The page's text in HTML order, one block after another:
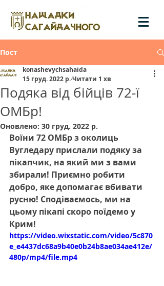
Пост
Подяка від бійців 72-ї
ОМБр!
konashevychsahaida
15 груд. 2022 р.Читати 1 хв
Оновлено: 30 груд. 2022 р.
Воїни 72 ОМБр з околиць
Вугледару прислали подяку за
пікапчик, на який ми з вами
збирали! Приємно робити
добро, яке допомагає вбивати
русню! Сподіваємось, ми на
цьому пікапі скоро поїдемо у
Крим!
https://video.wixstatic.com/video/5c870
e_e4437dc68a9b40e0b24b8ae034ae412e/
480p/mp4/file.mp4